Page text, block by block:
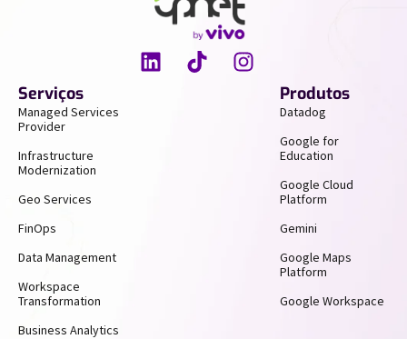
Serviços
Managed Services
Provider
Infrastructure
Modernization
Geo Services
FinOps
Data Management
Workspace
Transformation
Business Analytics
Produtos
Datadog
Google for
Education
Google Cloud
Platform
Gemini
Google Maps
Platform
Google Workspace